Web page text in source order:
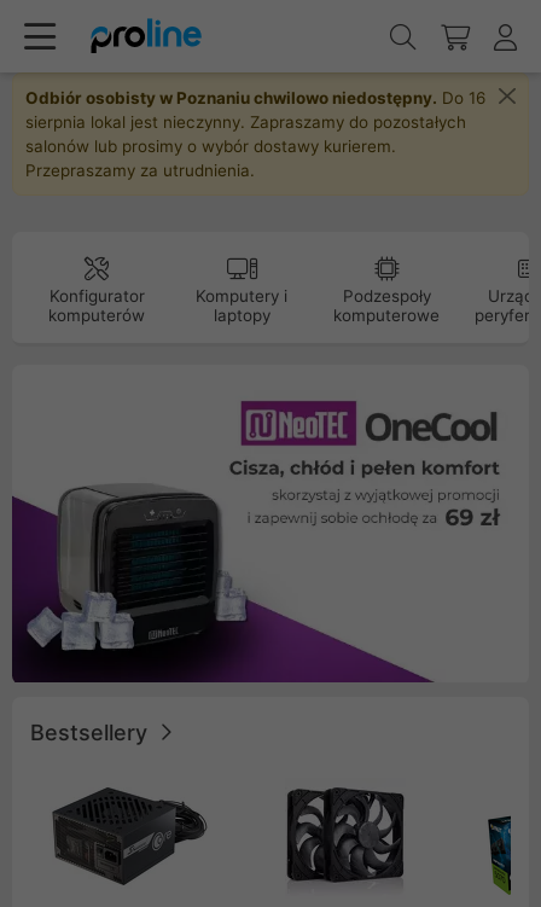
Odbiór osobisty w Poznaniu chwilowo niedostępny. Do 16
sierpnia lokal jest nieczynny. Zapraszamy do pozostałych
salonów lub prosimy o wybór dostawy kurierem.
Przepraszamy za utrudnienia.
Konfigurator
komputerów
Komputery i
laptopy
Podzespoły
komputerowe
Bestsellery